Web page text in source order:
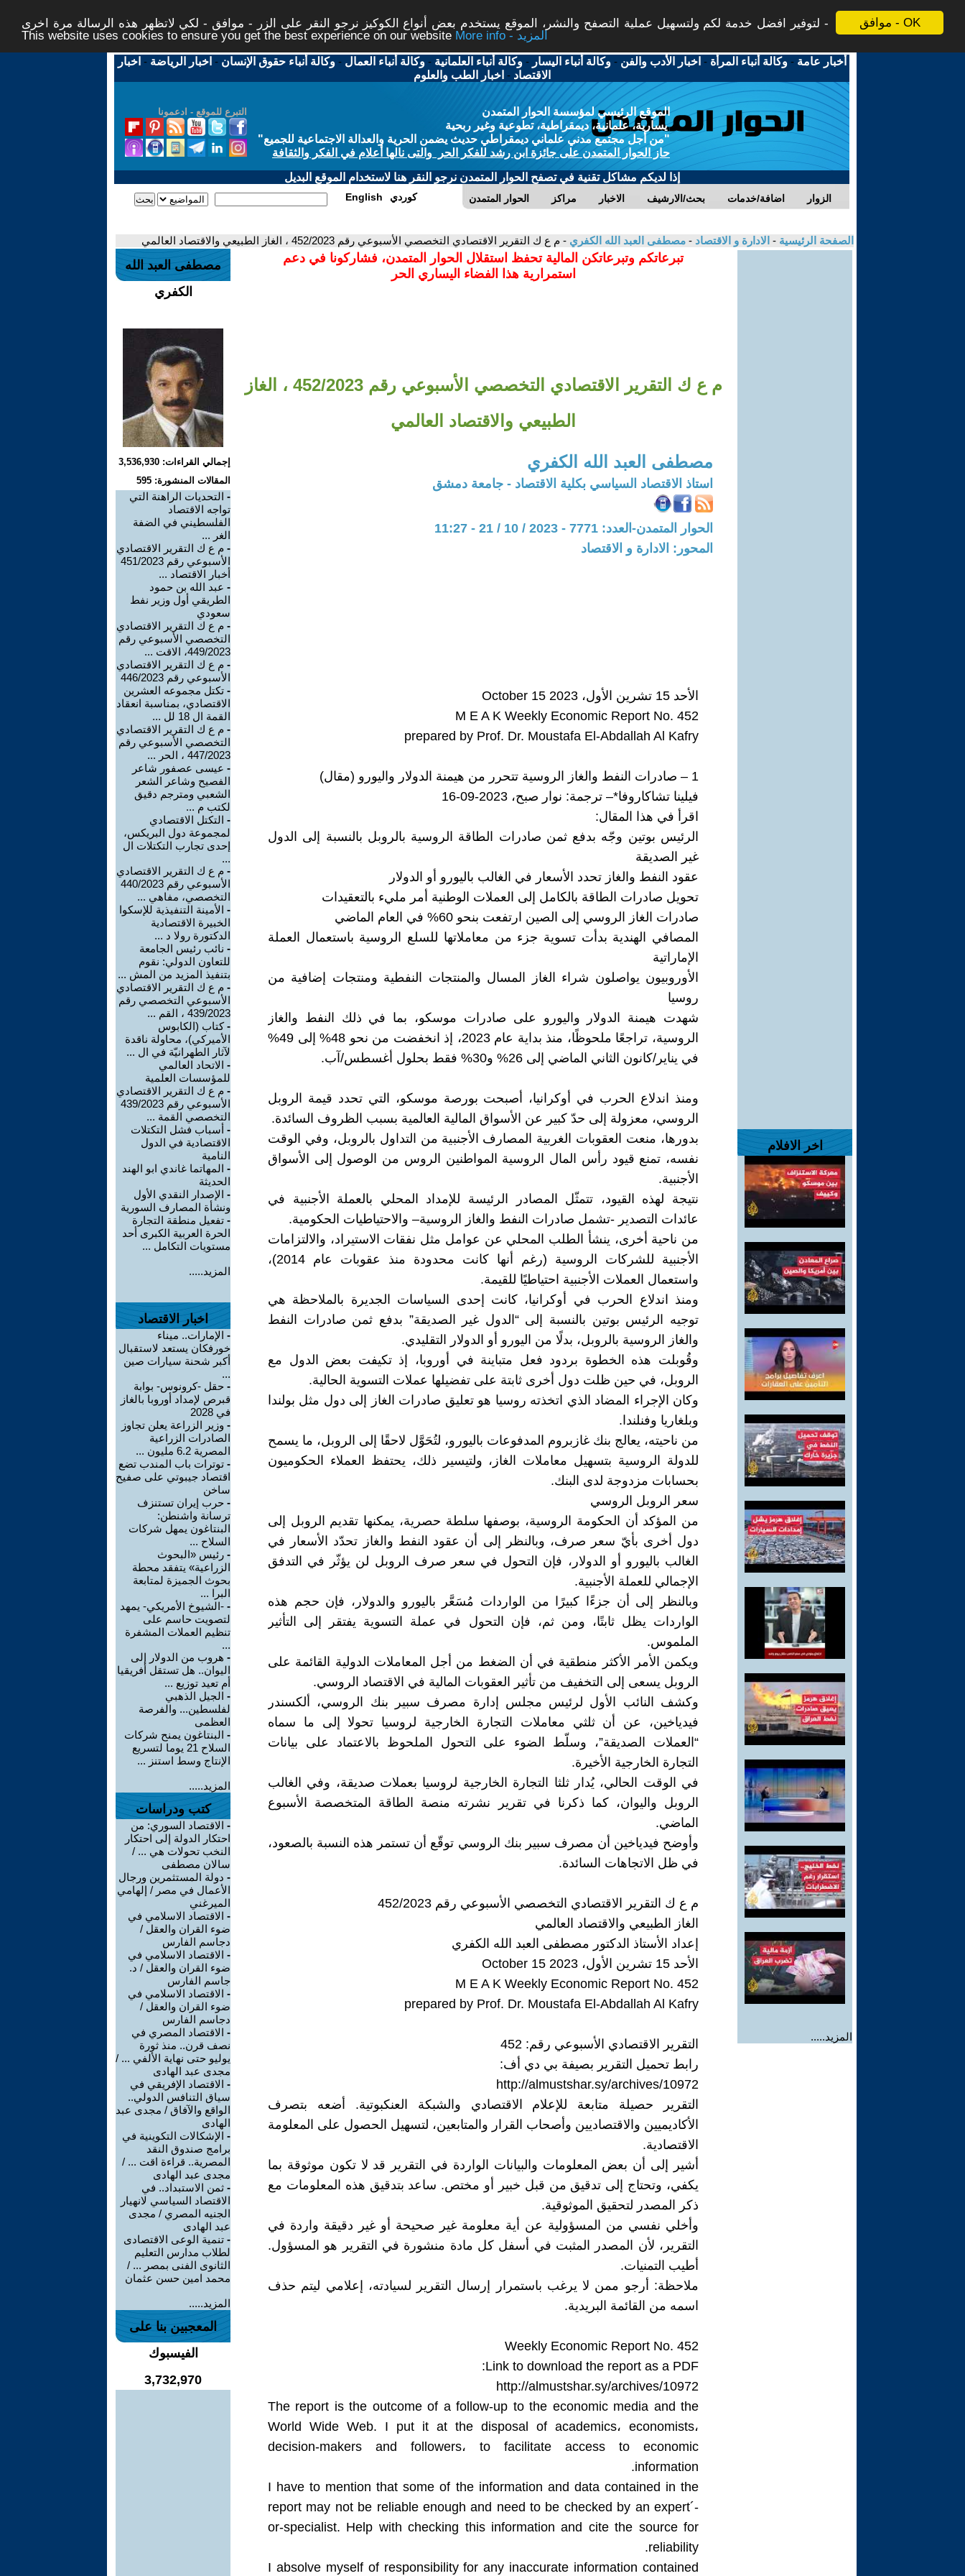
موافق - OK
لتوفير افضل خدمة لكم ولتسهيل عملية التصفح والنشر، الموقع يستخدم بعض أنواع الكوكيز نرجو النقر على الزر - موافق - لكي لاتظهر هذه الرسالة مرة اخرى -
This website uses cookies to ensure you get the best experience on our website
More info - المزيد
أخبار عامة -وكالة أنباء المرأة - اخبار الأدب والفن -وكالة أنباء اليسار -وكالة أنباء العلمانية -وكالة أنباء العمال -وكالة أنباء حقوق الإنسان - اخبار الرياضة - اخبار
الاقتصاد - اخبار الطب والعلوم
التبرع للموقع - ادعمونا
الموقع الرئيسي لمؤسسة الحوار المتمدن
يسارية، علمانية، ديمقراطية، تطوعية وغير ربحية
"من أجل مجتمع مدني علماني ديمقراطي حديث يضمن الحرية والعدالة الاجتماعية للجميع"
حاز الحوار المتمدن على جائزة ابن رشد للفكر الحر والتى نالها أعلام في الفكر والثقافة
إذا لديكم مشاكل تقنية في تصفح الحوار المتمدن نرجو النقر هنا لاستخدام الموقع البديل
الحوار المتمدن مراكز الاخبار بحث/الارشيف اضافة/خدمات الزوار English كوردي
الصفحة الرئيسية - الادارة و الاقتصاد - مصطفى العبد الله الكفري - م ع ك التقرير الاقتصادي التخصصي الأسبوعي رقم 452/2023 ، الغاز الطبيعي والاقتصاد العالمي
اخر الافلام
المزيد.....
تبرعاتكم وتبرعاتكن المالية تحفظ استقلال الحوار المتمدن، فشاركونا في دعم
استمرارية هذا الفضاء اليساري الحر
م ع ك التقرير الاقتصادي التخصصي الأسبوعي رقم 452/2023 ، الغاز
الطبيعي والاقتصاد العالمي
مصطفى العبد الله الكفري
استاذ الاقتصاد السياسي بكلية الاقتصاد - جامعة دمشق
الحوار المتمدن-العدد: 7771 - 2023 / 10 / 21 - 11:27
المحور: الادارة و الاقتصاد
الأحد 15 تشرين الأول، 2023 15 October
M E A K Weekly Economic Report No. 452
prepared by Prof. Dr. Moustafa El-Abdallah Al Kafry
1 – صادرات النفط والغاز الروسية تتحرر من هيمنة الدولار واليورو (مقال)
فيلينا تشاكاروفا*– ترجمة: نوار صبح، 2023-09-16
اقرأ في هذا المقال:
الرئيس بوتين وجّه بدفع ثمن صادرات الطاقة الروسية بالروبل بالنسبة إلى الدول
غير الصديقة
عقود النفط والغاز تحدد الأسعار في الغالب باليورو أو الدولار
تحويل صادرات الطاقة بالكامل إلى العملات الوطنية أمر مليء بالتعقيدات
صادرات الغاز الروسي إلى الصين ارتفعت بنحو 60% في العام الماضي
المصافي الهندية بدأت تسوية جزء من معاملاتها للسلع الروسية باستعمال العملة
الإماراتية
الأوروبيون يواصلون شراء الغاز المسال والمنتجات النفطية ومنتجات إضافية من
روسيا
شهدت هيمنة الدولار واليورو على صادرات موسكو، بما في ذلك النفط والغاز
الروسية، تراجعًا ملحوظًا، منذ بداية عام 2023، إذ انخفضت من نحو 48% إلى 49%
في يناير/كانون الثاني الماضي إلى 26% و30% فقط بحلول أغسطس/آب.
ومنذ اندلاع الحرب في أوكرانيا، أصبحت بورصة موسكو، التي تحدد قيمة الروبل
الروسي، معزولة إلى حدّ كبير عن الأسواق المالية العالمية بسبب الظروف السائدة.
بدورها، منعت العقوبات الغربية المصارف الأجنبية من التداول بالروبل، وفي الوقت
نفسه، تمنع قيود رأس المال الروسية المواطنين الروس من الوصول إلى الأسواق
الأجنبية.
نتيجة لهذه القيود، تتمثّل المصادر الرئيسة للإمداد المحلي بالعملة الأجنبية في
عائدات التصدير -تشمل صادرات النفط والغاز الروسية– والاحتياطيات الحكومية.
من ناحية أخرى، ينشأ الطلب المحلي عن عوامل مثل نفقات الاستيراد، والالتزامات
الأجنبية للشركات الروسية (رغم أنها كانت محدودة منذ عقوبات عام 2014)،
واستعمال العملات الأجنبية احتياطيًا للقيمة.
ومنذ اندلاع الحرب في أوكرانيا، كانت إحدى السياسات الجديرة بالملاحظة هي
توجيه الرئيس بوتين بالنسبة إلى “الدول غير الصديقة” بدفع ثمن صادرات النفط
والغاز الروسية بالروبل، بدلًا من اليورو أو الدولار التقليدي.
وقُوبلت هذه الخطوة بردود فعل متباينة في أوروبا، إذ تكيفت بعض الدول مع
الروبل، في حين ظلت دول أخرى ثابتة على تفضيلها عملات التسوية الحالية.
وكان الإجراء المضاد الذي اتخذته روسيا هو تعليق صادرات الغاز إلى دول مثل بولندا
وبلغاريا وفنلندا.
من ناحيته، يعالج بنك غازبروم المدفوعات باليورو، لتُحَوَّل لاحقًا إلى الروبل، ما يسمح
للدولة الروسية بتسهيل معاملات الغاز، ولتيسير ذلك، يحتفظ العملاء الحكوميون
بحسابات مزدوجة لدى البنك.
سعر الروبل الروسي
من المؤكد أن الحكومة الروسية، بوصفها سلطة حصرية، يمكنها تقديم الروبل إلى
دول أخرى بأيّ سعر صرف، وبالنظر إلى أن عقود النفط والغاز تحدّد الأسعار في
الغالب باليورو أو الدولار، فإن التحول في سعر صرف الروبل لن يؤثّر في التدفق
الإجمالي للعملة الأجنبية.
وبالنظر إلى أن جزءًا كبيرًا من الواردات مُسَعَّر باليورو والدولار، فإن حجم هذه
الواردات يظل ثابتًا، ومن ثم، فإن التحول في عملة التسوية يفتقر إلى التأثير
الملموس.
ويكمن الأمر الأكثر منطقية في أن الضغط من أجل المعاملات الدولية القائمة على
الروبل يسعى إلى التخفيف من تأثير العقوبات المالية في الاقتصاد الروسي.
وكشف النائب الأول لرئيس مجلس إدارة مصرف سبير بنك الروسي، ألكسندر
فيدياخين، عن أن ثلثي معاملات التجارة الخارجية لروسيا تحولا إلى ما سماه
“العملات الصديقة”، وسلّط الضوء على التحول الملحوظ بالاعتماد على بيانات
التجارة الخارجية الأخيرة.
في الوقت الحالي، يُدار ثلثا التجارة الخارجية لروسيا بعملات صديقة، وفي الغالب
الروبل واليوان، كما ذكرنا في تقرير نشرته منصة الطاقة المتخصصة الأسبوع
الماضي.
وأوضح فيدياخين أن مصرف سبير بنك الروسي توقّع أن تستمر هذه النسبة بالصعود،
في ظل الاتجاهات السائدة.
م ع ك التقرير الاقتصادي التخصصي الأسبوعي رقم 452/2023
الغاز الطبيعي والاقتصاد العالمي
إعداد الأستاذ الدكتور مصطفى العبد الله الكفري
الأحد 15 تشرين الأول، 2023 15 October
M E A K Weekly Economic Report No. 452
prepared by Prof. Dr. Moustafa El-Abdallah Al Kafry
التقرير الاقتصادي الأسبوعي رقم: 452
رابط تحميل التقرير بصيفة بي دي أف:
http://almustshar.sy/archives/10972
التقرير حصيلة متابعة للإعلام الاقتصادي والشبكة العنكبوتية. أضعه بتصرف
الأكاديميين والاقتصاديين وأصحاب القرار والمتابعين، لتسهيل الحصول على المعلومة
الاقتصادية.
أشير إلى أن بعض المعلومات والبيانات الواردة في التقرير قد لا تكون موثوقة بما
يكفي، وتحتاج إلى تدقيق من قبل خبير أو مختص. ساعد بتدقيق هذه المعلومات مع
ذكر المصدر لتحقيق الموثوقية.
وأخلي نفسي من المسؤولية عن أية معلومة غير صحيحة أو غير دقيقة واردة في
التقرير، لأن المصدر المثبت في أسفل كل مادة منشورة في التقرير هو المسؤول.
أطيب التمنيات.
ملاحظة: أرجو ممن لا يرغب باستمرار إرسال التقرير لسيادته، إعلامي ليتم حذف
اسمه من القائمة البريدية.
Weekly Economic Report No. 452
Link to download the report as a PDF:
http://almustshar.sy/archives/10972
The report is the outcome of a follow-up to the economic media and the
World Wide Web. I put it at the disposal of academics، economists،
decision-makers and followers، to facilitate access to economic
information.
I have to mention that some of the information and data contained in the
report may not be reliable enough and need to be checked by an expert´-
or-specialist. Help with checking this information and cite the source for
reliability.
I absolve myself of responsibility for any inaccurate information contained
مصطفى العبد الله
الكفري
إجمالي القراءات: 3,536,930
المقالات المنشورة: 595
- التحديات الراهنة التي
تواجه الاقتصاد
الفلسطيني في الضفة
الغر ...
- م ع ك التقرير الاقتصادي
الأسبوعي رقم 451/2023
أخبار الاقتصاد ...
- عبد الله بن حمود
الطريقي أول وزير نفط
سعودي
- م ع ك التقرير الاقتصادي
التخصصي الأسبوعي رقم
449/2023، الاقت ...
- م ع ك التقرير الاقتصادي
الأسبوعي رقم 446/2023
- تكتل مجموعه العشرين
الاقتصادي، بمناسبة انعقاد
القمة ال 18 لل ...
- م ع ك التقرير الاقتصادي
التخصصي الأسبوعي رقم
447/2023 ، الحر ...
- عيسى عصفور شاعر
الفصيح وشاعر الشعر
الشعبي ومترجم دقيق
لكتب م ...
- التكتل الاقتصادي
لمجموعة دول البريكس،
إحدى تجارب التكتلات ال
...
- م ع ك التقرير الاقتصادي
الأسبوعي رقم 440/2023
التخصصي، مفاهي ...
- الأمينة التنفيذية للإسكوا
الخبيرة الاقتصادية
الدكتورة رولا د ...
- نائب رئيس الجامعة
للتعاون الدولي: نقوم
بتنفيذ المزيد من المش ...
- م ع ك التقرير الاقتصادي
الأسبوعي التخصصي رقم
439/2023 ، القم ...
-كتاب (الكابوس
الأميركي)، محاولة ناقدة
لآثار الطهرانيّة في ال ...
- الاتحاد العالمي
للمؤسسات العلمية
- م ع ك التقرير الاقتصادي
الأسبوعي رقم 439/2023
التخصصي القمة ...
- أسباب فشل التكتلات
الاقتصادية في الدول
النامية
- المهاتما غاندي ابو الهند
الحديثة
- الإصدار النقدي الأول
ونشأة المصارف السورية
- تفعيل منطقة التجارة
الحرة العربية الكبرى أحد
مستويات التكامل ...
المزيد.....
اخبار الاقتصاد
- الإمارات.. ميناء
خورفكان يستعد لاستقبال
أكبر شحنة سيارات صين
...
- حقل -كرونوس- بوابة
قبرص لإمداد أوروبا بالغاز
في 2028
- وزير الزراعة يعلن تجاوز
الصادرات الزراعية
المصرية 6.2 مليون ...
- توترات باب المندب تضع
اقتصاد جيبوتي على صفيح
ساخن
- حرب إيران تستنزف
ترسانة واشنطن:
البنتاغون يمهل شركات
السلاح ...
- رئيس «البحوث
الزراعية» يتفقد محطة
بحوث الجميزة لمتابعة
البرا ...
- -الشيوخ الأمريكي- يمهد
لتصويت حاسم على
تنظيم العملات المشفرة
...
- هروب من الدولار إلى
اليوان.. هل تستقل أفريقيا
أم تعيد توزيع ...
- الجيل الذهبي
لفلسطين... والفرصة
العظمى
- البنتاغون يمنح شركات
السلاح 21 يوما لتسريع
الإنتاج وسط استنز ...
المزيد.....
كتب ودراسات
- الاقتصاد السوري: من
احتكار الدولة إلى احتكار
النخب تحولات هي ... /
سالان مصطفى
- دولة المستثمرين ورجال
الأعمال في مصر / إلهامي
الميرغني
- الاقتصاد الاسلامي في
ضوء القران والعقل /
دجاسم الفارس
- الاقتصاد الاسلامي في
ضوء القران والعقل / د.
جاسم الفارس
- الاقتصاد الاسلامي في
ضوء القران والعقل /
دجاسم الفارس
- الاقتصاد المصري في
نصف قرن.. منذ ثورة
يوليو حتى نهاية الألفي ... /
مجدى عبد الهادى
- الاقتصاد الإفريقي في
سياق التنافس الدولي..
الواقع والآفاق / مجدى عبد
الهادى
- الإشكالات التكوينية في
برامج صندوق النقد
المصرية.. قراءة اقت ... /
مجدى عبد الهادى
- ثمن الاستبداد.. في
الاقتصاد السياسي لانهيار
الجنيه المصري / مجدى
عبد الهادى
- تنمية الوعى الاقتصادى
لطلاب مدارس التعليم
الثانوى الفنى بمصر ... /
محمد امين حسن عثمان
المزيد.....
المعجبين بنا على
الفيسبوك
3,732,970